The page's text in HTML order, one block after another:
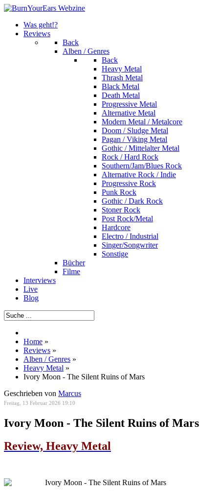
Was geht!?
Reviews
Back
Alben / Genres
Back
Heavy Metal
Thrash Metal
Black Metal
Death Metal
Progressive Metal
Alternative Metal
Modern Metal / Metalcore
Doom / Sludge Metal
Pagan / Viking Metal
Gothic / Mittelalter Metal
Rock / Hard Rock
Southern/Jam/Blues Rock
Alternative Rock / Indie
Progressive Rock
Punk Rock
Gothic / Dark Rock
Stoner Rock
Post Rock/Metal
Hardcore
Electro / Industrial
Singer/Songwriter
Sonstige
Bücher
Filme
Interviews
Live
Blog
Home »
Reviews »
Alben / Genres »
Heavy Metal »
Ivory Moon - The Silent Ruins of Mars
Geschrieben von Marcus
Freitag, 13 Februar 2026 19:10
Ivory Moon - The Silent Ruins of Mars
Review, Heavy Metal